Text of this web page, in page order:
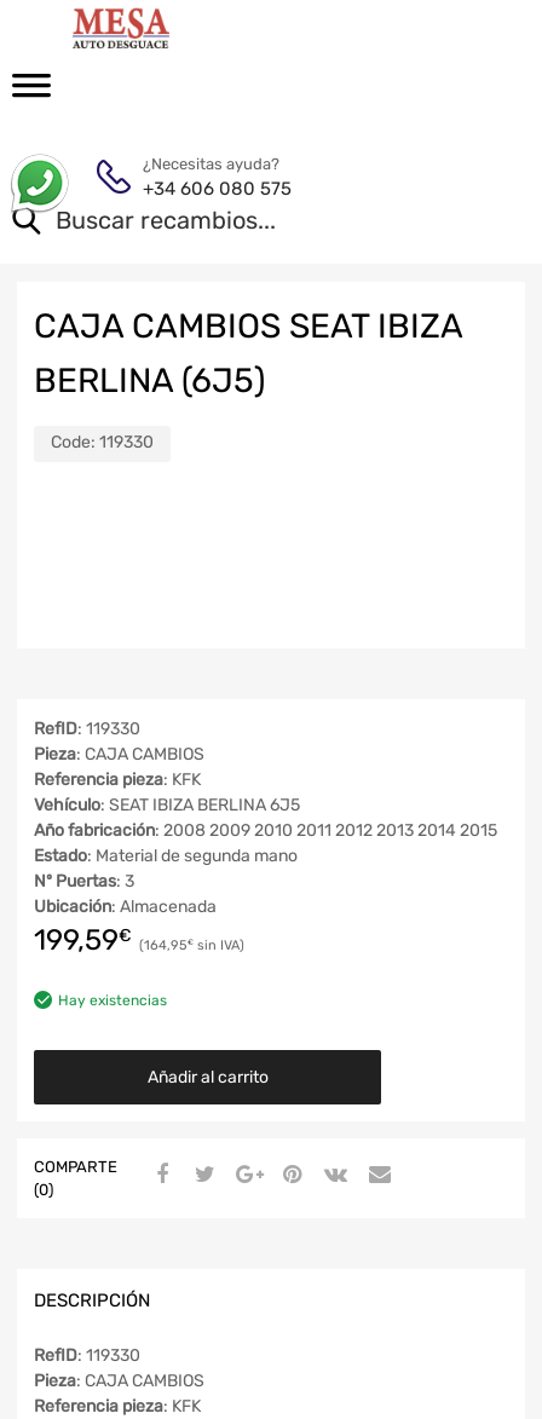
¿Necesitas ayuda?
+34 606 080 575
CAJA CAMBIOS SEAT IBIZA
BERLINA (6J5)
Code: 119330
RefID: 119330
Pieza: CAJA CAMBIOS
Referencia pieza: KFK
Vehículo: SEAT IBIZA BERLINA 6J5
Año fabricación: 2008 2009 2010 2011 2012 2013 2014 2015
Estado: Material de segunda mano
Nº Puertas: 3
Ubicación: Almacenada
199,59€ 164,95€
Hay existencias
Añadir al carrito
COMPARTE
(0)
DESCRIPCIÓN
RefID: 119330
Pieza: CAJA CAMBIOS
Referencia pieza: KFK